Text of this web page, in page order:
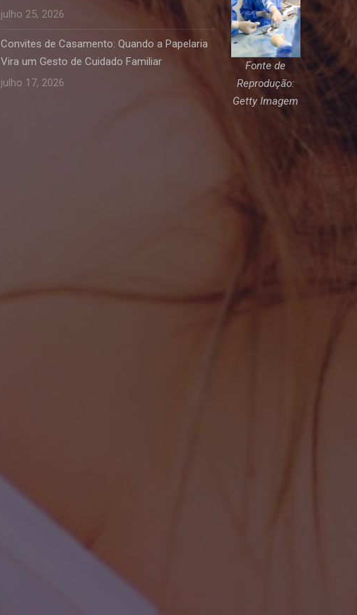
julho 25, 2026
Convites de Casamento: Quando a Papelaria
Vira um Gesto de Cuidado Familiar
julho 17, 2026
Fonte de
Reprodução:
Getty Imagem